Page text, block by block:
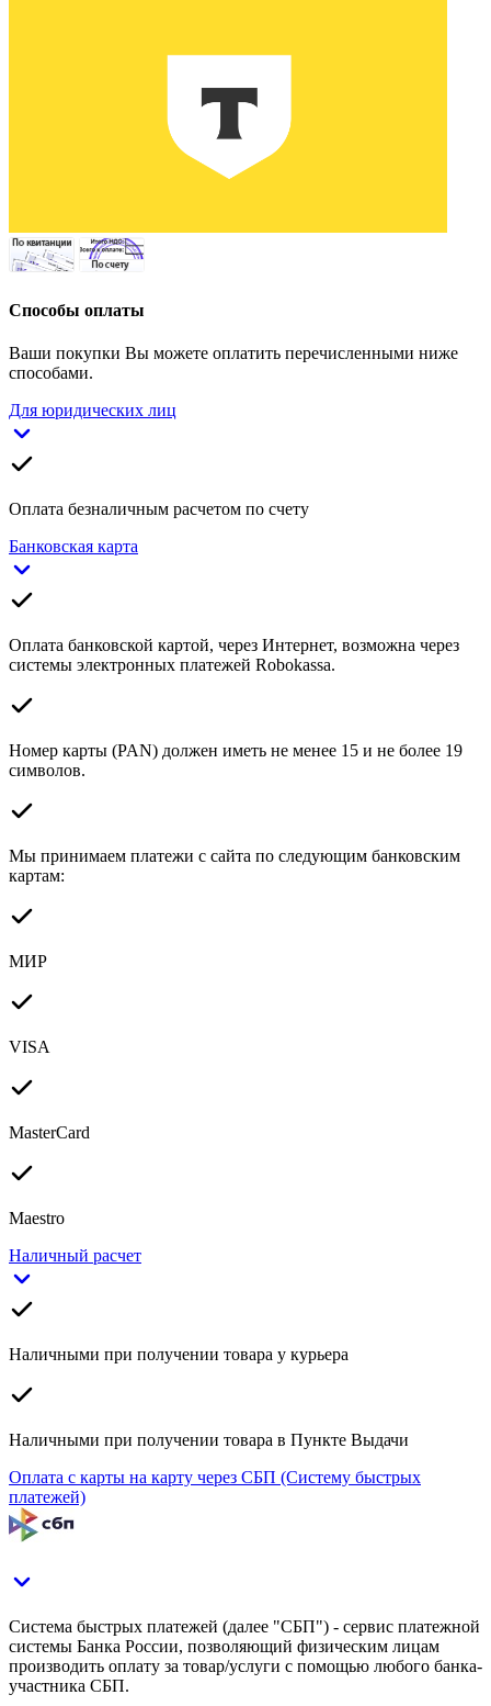
Способы оплаты
Ваши покупки Вы можете оплатить перечисленными ниже
способами.
Для юридических лиц
Оплата безналичным расчетом по счету
Банковская карта
Оплата банковской картой, через Интернет, возможна через
системы электронных платежей Robokassa.
Номер карты (PAN) должен иметь не менее 15 и не более 19
символов.
Мы принимаем платежи с сайта по следующим банковским
картам:
МИР
VISA
MasterCard
Maestro
Наличный расчет
Наличными при получении товара у курьера
Наличными при получении товара в Пункте Выдачи
Оплата с карты на карту через СБП (Систему быстрых
платежей)
Система быстрых платежей (далее "СБП") - сервис платежной
системы Банка России, позволяющий физическим лицам
производить оплату за товар/услуги с помощью любого банка-
участника СБП.